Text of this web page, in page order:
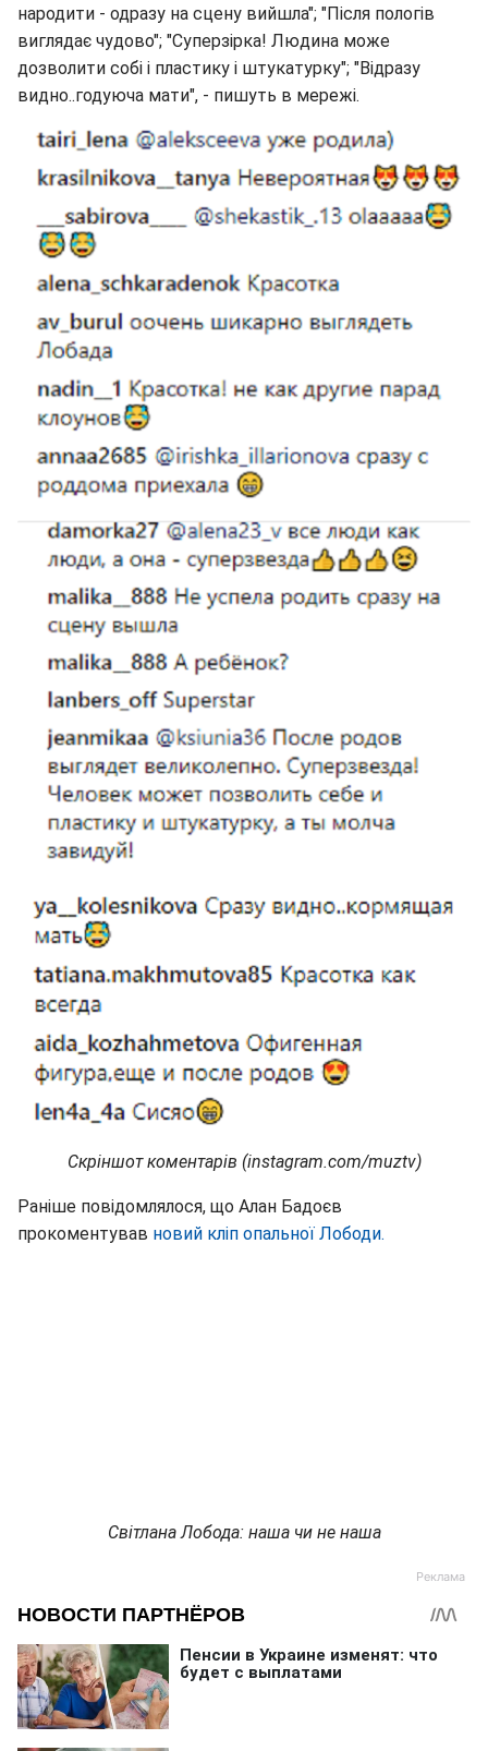
народити - одразу на сцену вийшла"; "Після пологів
виглядає чудово"; "Суперзірка! Людина може
дозволити собі і пластику і штукатурку"; "Відразу
видно..годуюча мати", - пишуть в мережі.
Скріншот коментарів (instagram.com/muztv)
Раніше повідомлялося, що Алан Бадоєв
прокоментував новий кліп опальної Лободи.
Світлана Лобода: наша чи не наша